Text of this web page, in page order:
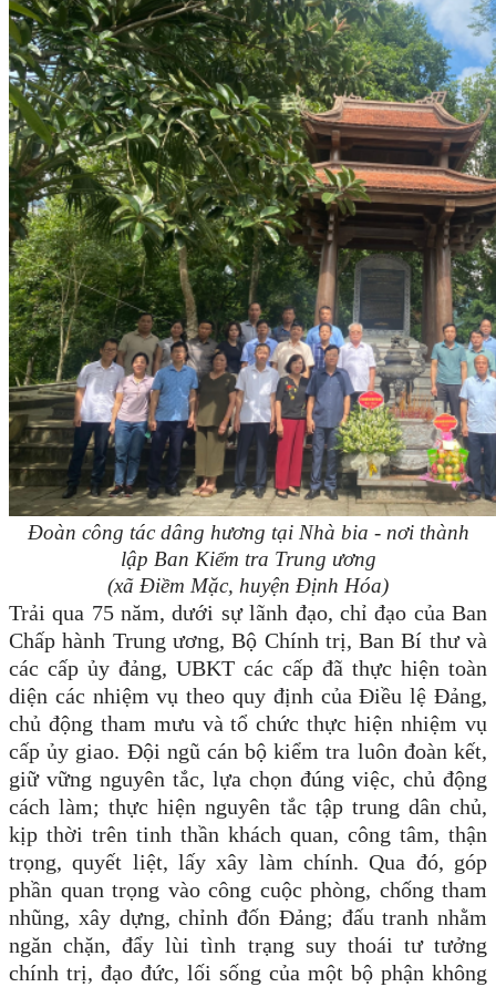
Đoàn công tác dâng hương tại Nhà bia - nơi thành
lập Ban Kiểm tra Trung ương
(xã Điềm Mặc, huyện Định Hóa)
Trải qua 75 năm, dưới sự lãnh đạo, chỉ đạo của Ban
Chấp hành Trung ương, Bộ Chính trị, Ban Bí thư và
các cấp ủy đảng, UBKT các cấp đã thực hiện toàn
diện các nhiệm vụ theo quy định của Điều lệ Đảng,
chủ động tham mưu và tổ chức thực hiện nhiệm vụ
cấp ủy giao. Đội ngũ cán bộ kiểm tra luôn đoàn kết,
giữ vững nguyên tắc, lựa chọn đúng việc, chủ động
cách làm; thực hiện nguyên tắc tập trung dân chủ,
kịp thời trên tinh thần khách quan, công tâm, thận
trọng, quyết liệt, lấy xây làm chính. Qua đó, góp
phần quan trọng vào công cuộc phòng, chống tham
nhũng, xây dựng, chỉnh đốn Đảng; đấu tranh nhằm
ngăn chặn, đẩy lùi tình trạng suy thoái tư tưởng
chính trị, đạo đức, lối sống của một bộ phận không